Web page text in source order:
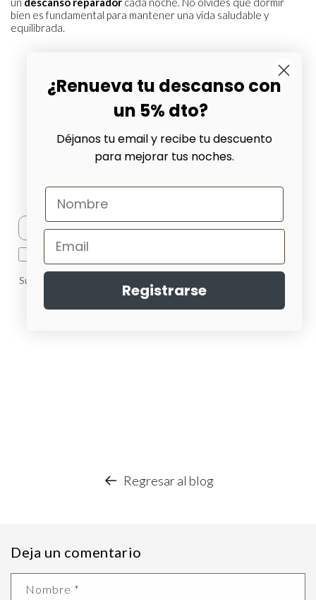
bien es fundamental para mantener una vida saludable y
equilibrada.
Suscríbete a nuestro boletín
Suscribirme
Suscríbete a nuestra newsletter para recibir las últimas noticias
de Morfeo. Recibirás nuestro Ebook guía para dormir bien
Regresar al blog
Deja un comentario
Nombre *
¿Renueva tu descanso con
un 5% dto?
Déjanos tu email y recibe tu descuento
para mejorar tus noches.
Registrarse